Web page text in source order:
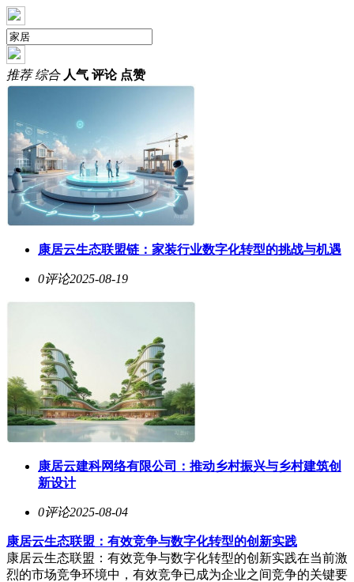
推荐 综合 人气 评论 点赞
康居云生态联盟链：家装行业数字化转型的挑战与机遇
0评论2025-08-19
康居云建科网络有限公司：推动乡村振兴与乡村建筑创
新设计
0评论2025-08-04
康居云生态联盟：有效竞争与数字化转型的创新实践
康居云生态联盟：有效竞争与数字化转型的创新实践在当前激
烈的市场竞争环境中，有效竞争已成为企业之间竞争的关键要